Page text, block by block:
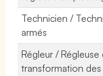
Technicien /
armés
Régleur /
transformation des